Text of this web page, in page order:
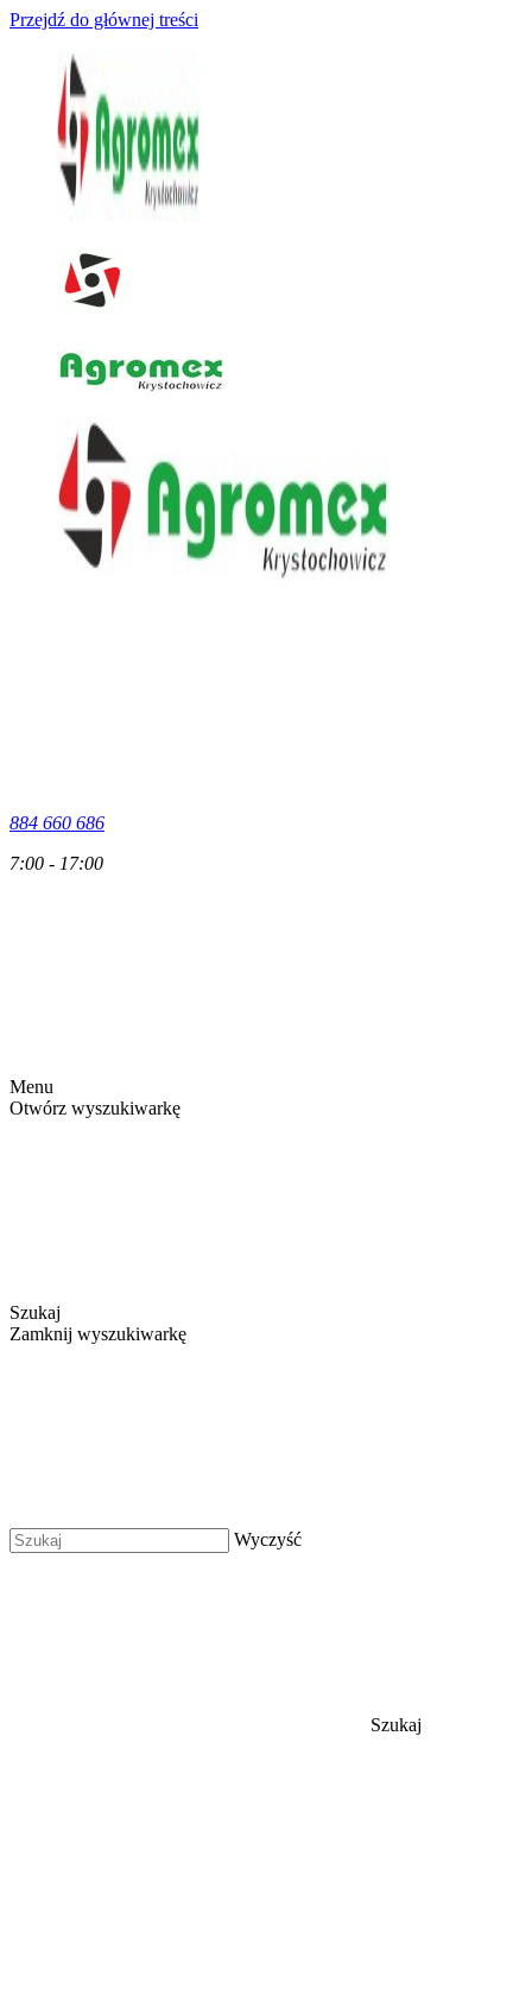
Przejdź do głównej treści
884 660 686
7:00 - 17:00
Menu
Otwórz wyszukiwarkę
Szukaj
Zamknij wyszukiwarkę
Wyczyść
Szukaj